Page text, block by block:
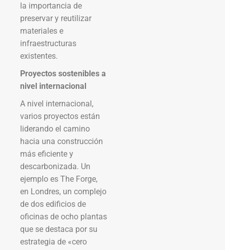
la importancia de
preservar y reutilizar
materiales e
infraestructuras
existentes.
Proyectos sostenibles a
nivel internacional
A nivel internacional,
varios proyectos están
liderando el camino
hacia una construcción
más eficiente y
descarbonizada. Un
ejemplo es The Forge,
en Londres, un complejo
de dos edificios de
oficinas de ocho plantas
que se destaca por su
estrategia de «cero